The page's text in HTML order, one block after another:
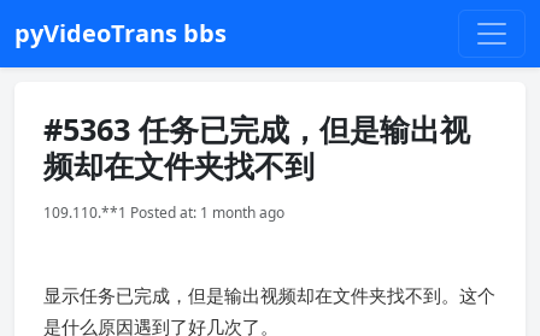
pyVideoTrans bbs
#5363 任务已完成，但是输出视
频却在文件夹找不到
109.110.**1 Posted at: 1 month ago
显示任务已完成，但是输出视频却在文件夹找不到。这个
是什么原因遇到了好几次了。